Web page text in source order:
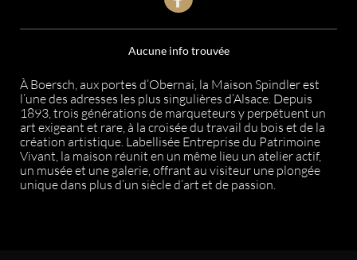
Aucune info trouvée
À Boersch, aux portes d’Obernai, la Maison Spindler est
l’une des adresses les plus singulières d’Alsace. Depuis
1893, trois générations de marqueteurs y perpétuent un
art exigeant et rare, à la croisée du travail du bois et de la
création artistique. Labellisée Entreprise du Patrimoine
Vivant, la maison réunit en un même lieu un atelier actif,
un musée et une galerie, offrant au visiteur une plongée
unique dans plus d’un siècle d’art et de passion.